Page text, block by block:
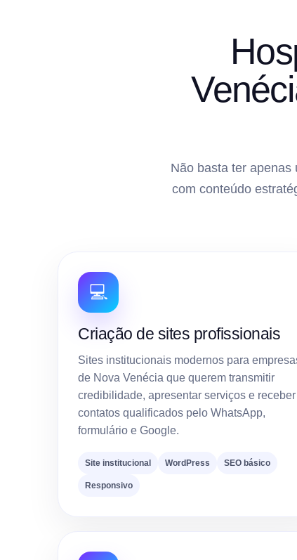
Não basta ter apenas
com conteúdo
💻
Criação de sites profissionais
Sites institucionais modernos para
de Nova Venécia que querem transmitir
credibilidade, apresentar serviços e receber
contatos qualificados pelo WhatsApp,
formulário e Google.
Site institucional WordPress SEO básico
Responsivo